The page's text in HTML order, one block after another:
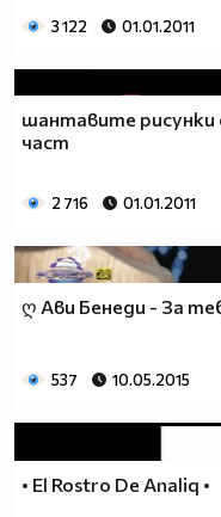
3 122 01.01.2011
шантавите рисунки
част
2 716 01.01.2011
ღ Ави Бенеди - За
537 10.05.2015
• El Rostro De Analiq •